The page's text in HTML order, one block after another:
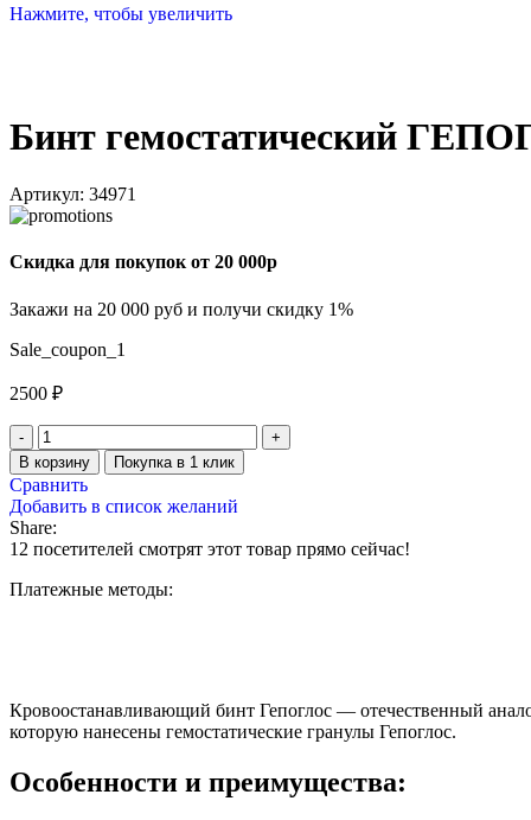
Нажмите, чтобы увеличить
Бинт гемостатический
Артикул: 34971
Скидка для покупок от 20 000р
Закажи на 20 000 руб и получи скидку 1%
Sale_coupon_1
2500 ₽
В корзину Покупка в 1 клик
Сравнить
Добавить в список желаний
Share:
12 посетителей смотрят этот товар прямо сейчас!
Платежные методы:
Кровоостанавливающий бинт Гепоглос — отечественный
которую нанесены гемостатические гранулы Гепоглос.
Особенности и преимущества: